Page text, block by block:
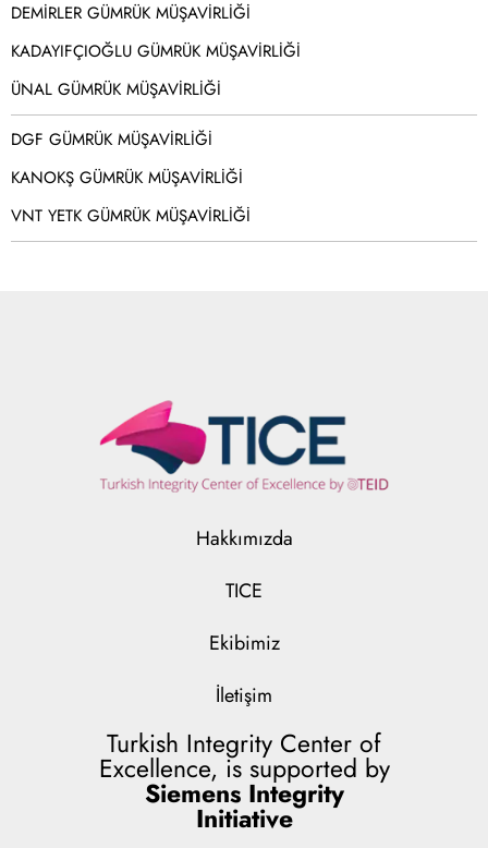
DEMİRLER GÜMRÜK MÜŞAVİRLİĞİ
KADAYIFÇIOĞLU GÜMRÜK MÜŞAVİRLİĞİ
ÜNAL GÜMRÜK MÜŞAVİRLİĞİ
DGF GÜMRÜK MÜŞAVİRLİĞİ
KANOKŞ GÜMRÜK MÜŞAVİRLİĞİ
VNT YETK GÜMRÜK MÜŞAVİRLİĞİ
Hakkımızda
TICE
Ekibimiz
İletişim
Turkish Integrity Center of
Excellence, is supported by
Siemens Integrity
Initiative